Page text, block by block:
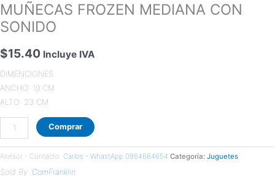
MUÑECAS FROZEN MEDIANA CON
SONIDO
$15.40 Incluye IVA
DIMENCIONES
ANCHO: 19 CM
ALTO: 23 CM
Comprar
Asesor - Contacto: Carlos - WhastApp 0984664654 Categoría: Juguetes
Sold By: ComFranklin